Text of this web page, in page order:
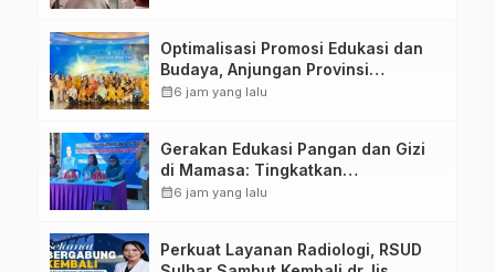
Optimalisasi Promosi Edukasi dan
Budaya, Anjungan Provinsi
Sulawesi Barat Perkuat Kolaborasi
calendar_month6 jam yang lalu
Gerakan Edukasi Pangan dan Gizi
di Mamasa: Tingkatkan
Pengetahuan dan Keterampilan
calendar_month6 jam yang lalu
Perkuat Layanan Radiologi, RSUD